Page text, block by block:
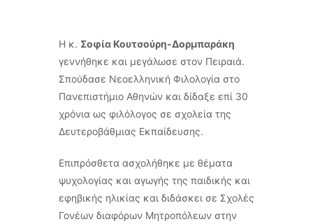
Η κ. Σοφία Κουτσούρη-Δορμπαράκη
γεννήθηκε και μεγάλωσε στον Πειραιά.
Σπούδασε Νεοελληνική Φιλολογία στο
Πανεπιστήμιο Αθηνών και δίδαξε επί 30
χρόνια ως φιλόλογος σε σχολεία της
Δευτεροβάθμιας Εκπαίδευσης.
Επιπρόσθετα ασχολήθηκε με θέματα
ψυχολογίας και αγωγής της παιδικής και
εφηβικής ηλικίας και διδάσκει σε Σχολές
Γονέων διαφόρων Μητροπόλεων στην